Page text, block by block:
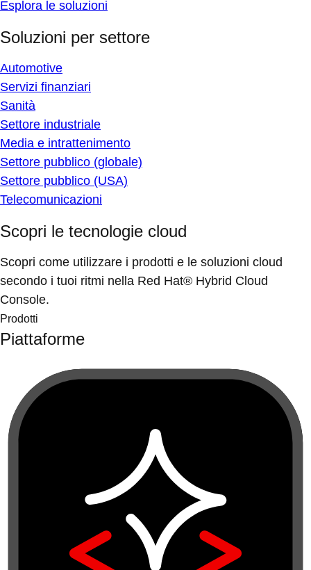
Esplora le soluzioni
Soluzioni per settore
Automotive
Servizi finanziari
Sanità
Settore industriale
Media e intrattenimento
Settore pubblico (globale)
Settore pubblico (USA)
Telecomunicazioni
Scopri le tecnologie cloud
Scopri come utilizzare i prodotti e le soluzioni cloud
secondo i tuoi ritmi nella Red Hat® Hybrid Cloud
Console.
Prodotti
Piattaforme